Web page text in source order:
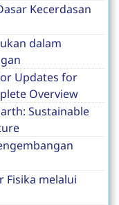
Kecerdasan
dalam
Updates for
Overview
Sustainable
Fisika melalui